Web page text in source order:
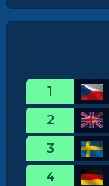
1
2
3
4